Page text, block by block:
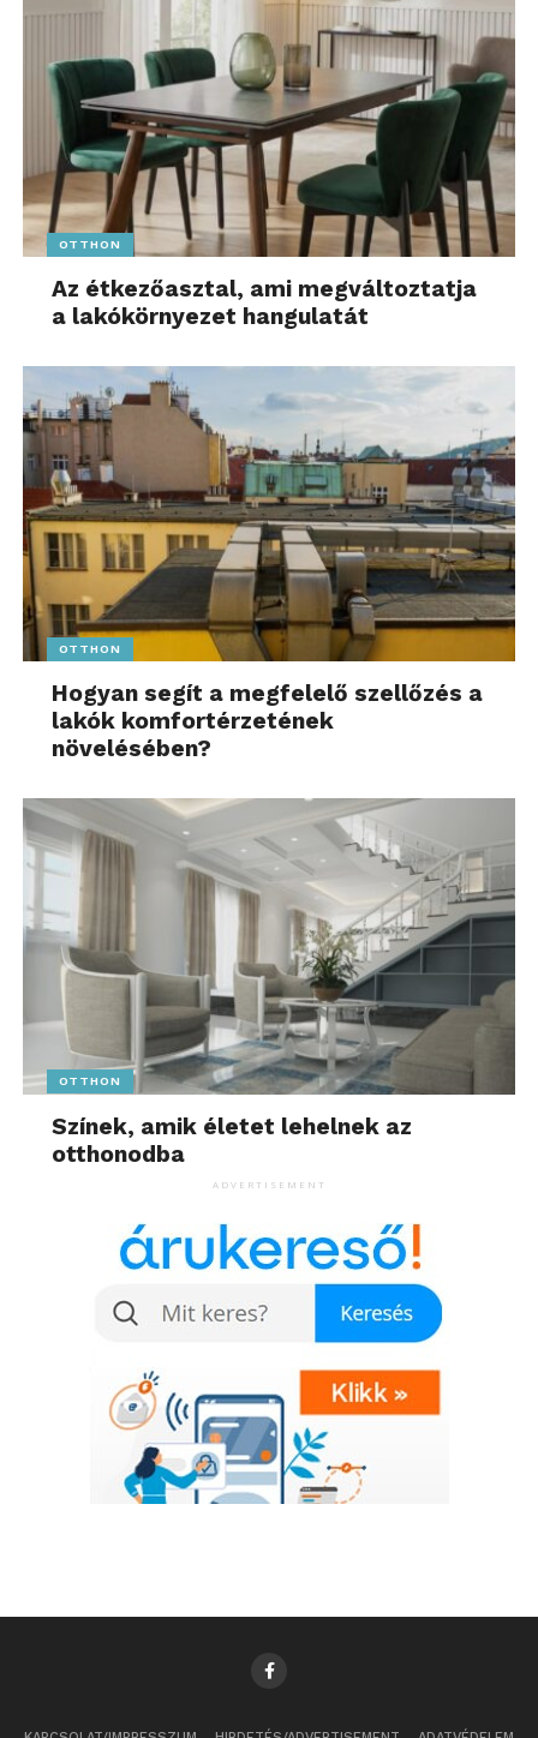
OTTHON
Az étkezőasztal, ami megváltoztatja
a lakókörnyezet hangulatát
OTTHON
Hogyan segít a megfelelő szellőzés a
lakók komfortérzetének
növelésében?
OTTHON
Színek, amik életet lehelnek az
otthonodba
ADVERTISEMENT